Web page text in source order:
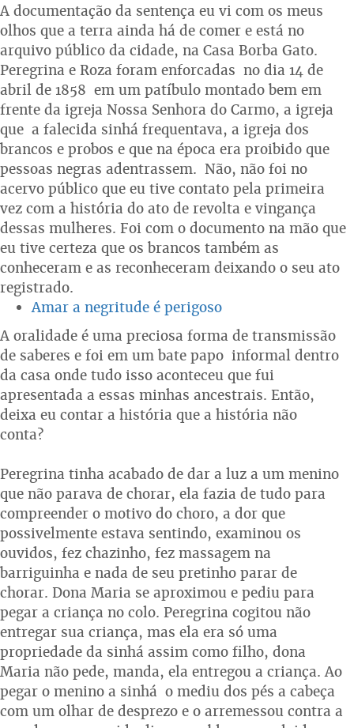
A documentação da sentença eu vi com os meus
olhos que a terra ainda há de comer e está no
arquivo público da cidade, na Casa Borba Gato.
Peregrina e Roza foram enforcadas no dia 14 de
abril de 1858 em um patíbulo montado bem em
frente da igreja Nossa Senhora do Carmo, a igreja
que a falecida sinhá frequentava, a igreja dos
brancos e probos e que na época era proibido que
pessoas negras adentrassem. Não, não foi no
acervo público que eu tive contato pela primeira
vez com a história do ato de revolta e vingança
dessas mulheres. Foi com o documento na mão que
eu tive certeza que os brancos também as
conheceram e as reconheceram deixando o seu ato
registrado.
Amar a negritude é perigoso
A oralidade é uma preciosa forma de transmissão
de saberes e foi em um bate papo informal dentro
da casa onde tudo isso aconteceu que fui
apresentada a essas minhas ancestrais. Então,
deixa eu contar a história que a história não
conta?
Peregrina tinha acabado de dar a luz a um menino
que não parava de chorar, ela fazia de tudo para
compreender o motivo do choro, a dor que
possivelmente estava sentindo, examinou os
ouvidos, fez chazinho, fez massagem na
barriguinha e nada de seu pretinho parar de
chorar. Dona Maria se aproximou e pediu para
pegar a criança no colo. Peregrina cogitou não
entregar sua criança, mas ela era só uma
propriedade da sinhá assim como filho, dona
Maria não pede, manda, ela entregou a criança. Ao
pegar o menino a sinhá o mediu dos pés a cabeça
com um olhar de desprezo e o arremessou contra a